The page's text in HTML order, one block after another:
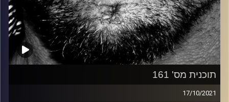
תוכנית מס' 161
17/10/2021